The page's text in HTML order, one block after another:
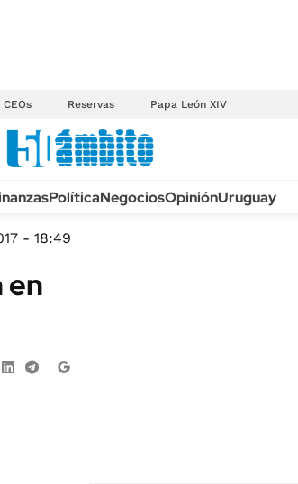
CEOs Reservas Papa León XIV
PolíticaNegociosOpiniónUruguay
- 18:49
en